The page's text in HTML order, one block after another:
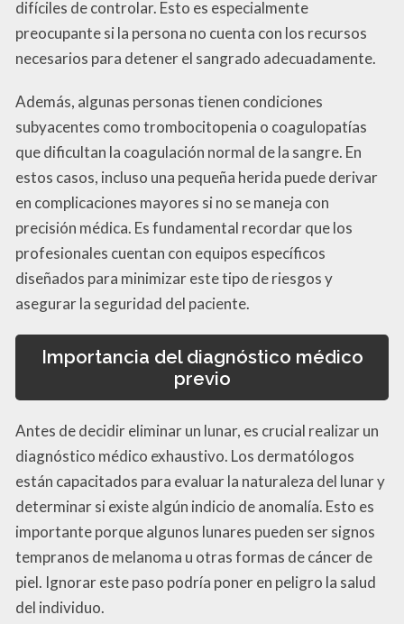
difíciles de controlar. Esto es especialmente
preocupante si la persona no cuenta con los recursos
necesarios para detener el sangrado adecuadamente.
Además, algunas personas tienen condiciones
subyacentes como trombocitopenia o coagulopatías
que dificultan la coagulación normal de la sangre. En
estos casos, incluso una pequeña herida puede derivar
en complicaciones mayores si no se maneja con
precisión médica. Es fundamental recordar que los
profesionales cuentan con equipos específicos
diseñados para minimizar este tipo de riesgos y
asegurar la seguridad del paciente.
Importancia del diagnóstico médico
previo
Antes de decidir eliminar un lunar, es crucial realizar un
diagnóstico médico exhaustivo. Los dermatólogos
están capacitados para evaluar la naturaleza del lunar y
determinar si existe algún indicio de anomalía. Esto es
importante porque algunos lunares pueden ser signos
tempranos de melanoma u otras formas de cáncer de
piel. Ignorar este paso podría poner en peligro la salud
del individuo.